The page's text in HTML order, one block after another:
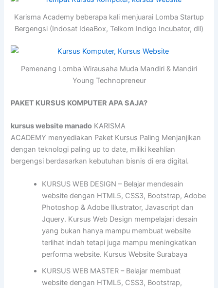
Karisma Academy beberapa kali menjuarai Lomba Startup
Bergengsi (Indosat IdeaBox, Telkom Indigo Incubator, dll)
Pemenang Lomba Wirausaha Muda Mandiri & Mandiri
Young Technopreneur
PAKET KURSUS KOMPUTER APA SAJA?
kursus website manado KARISMA
ACADEMY menyediakan Paket Kursus Paling Menjanjikan
dengan teknologi paling up to date, miliki keahlian
bergengsi berdasarkan kebutuhan bisnis di era digital.
KURSUS WEB DESIGN – Belajar mendesain
website dengan HTML5, CSS3, Bootstrap, Adobe
Photoshop & Adobe Illustrator, Javascript dan
Jquery. Kursus Web Design mempelajari desain
yang bukan hanya mampu membuat website
terlihat indah tetapi juga mampu meningkatkan
performa website. Kursus Website Surabaya
KURSUS WEB MASTER – Belajar membuat
website dengan HTML5, CSS3, Bootstrap,